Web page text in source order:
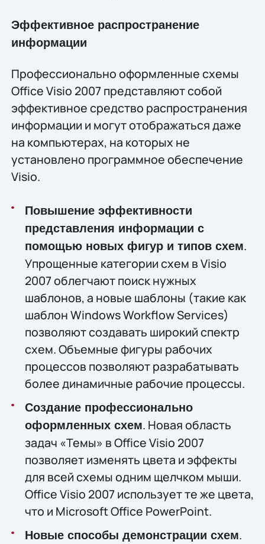
Эффективное распространение
информации
Профессионально оформленные схемы
Office Visio 2007 представляют собой
эффективное средство распространения
информации и могут отображаться даже
на компьютерах, на которых не
установлено программное обеспечение
Visio.
Повышение эффективности
представления информации с
помощью новых фигур и типов схем.
Упрощенные категории схем в Visio
2007 облегчают поиск нужных
шаблонов, а новые шаблоны (такие как
шаблон Windows Workflow Services)
позволяют создавать широкий спектр
схем. Объемные фигуры рабочих
процессов позволяют разрабатывать
более динамичные рабочие процессы.
Создание профессионально
оформленных схем. Новая область
задач «Темы» в Office Visio 2007
позволяет изменять цвета и эффекты
для всей схемы одним щелчком мыши.
Office Visio 2007 использует те же цвета,
что и Microsoft Office PowerPoint.
Новые способы демонстрации схем.